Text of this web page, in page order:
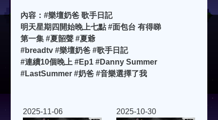
內容：#樂壇奶爸 歌手日記
明天星期四開始晚上七點 #面包台 有得睇
第一集 #夏韶聲 #夏爺
#breadtv #樂壇奶爸 #歌手日記
#連續10個晚上 #Ep1 #Danny Summer
#LastSummer #奶爸 #音樂選擇了我
2025-11-06 2025-10-30